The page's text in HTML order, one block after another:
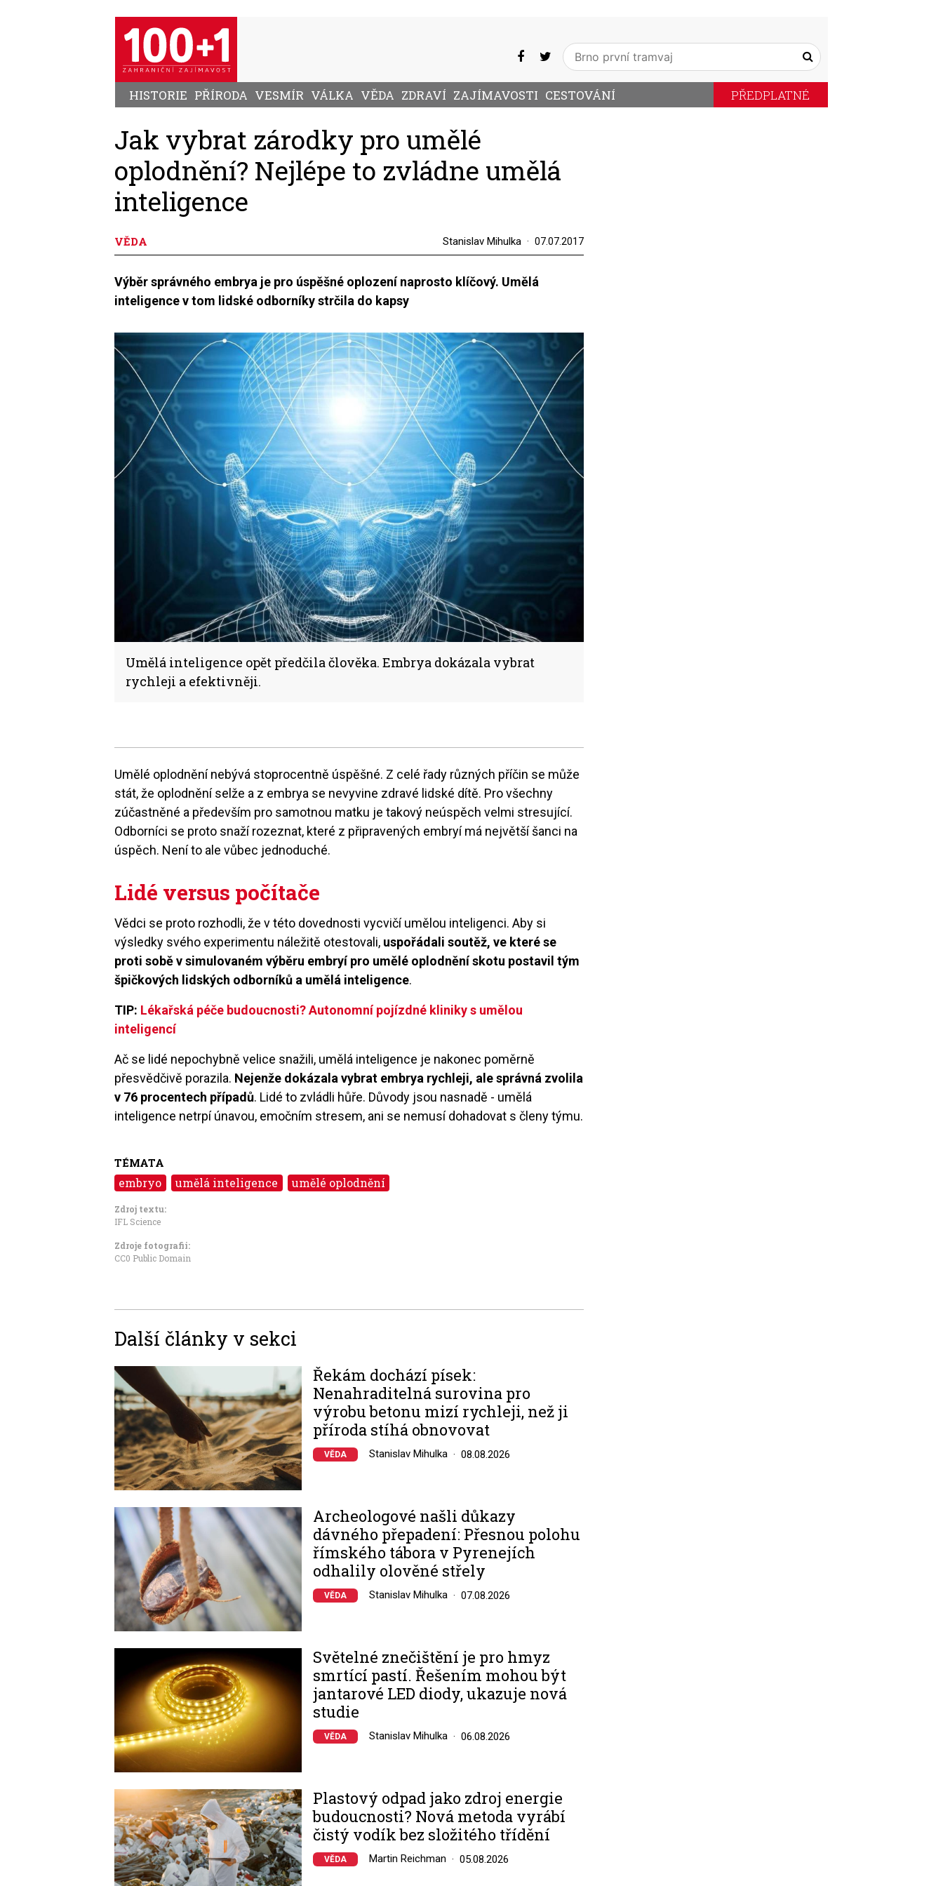
HISTORIE PŘÍRODA VESMÍR VÁLKA VĚDA ZDRAVÍ ZAJÍMAVOSTI CESTOVÁNÍ PŘEDPLATNÉ
Jak vybrat zárodky pro umělé
oplodnění? Nejlépe to zvládne umělá
inteligence
VĚDA Stanislav Mihulka 07.07.2017
Výběr správného embrya je pro úspěšné oplození naprosto klíčový. Umělá
inteligence v tom lidské odborníky strčila do kapsy
Umělá inteligence opět předčila člověka. Embrya dokázala vybrat
rychleji a efektivněji.
Umělé oplodnění nebývá stoprocentně úspěšné. Z celé řady různých příčin se může
stát, že oplodnění selže a z embrya se nevyvine zdravé lidské dítě. Pro všechny
zúčastněné a především pro samotnou matku je takový neúspěch velmi stresující.
Odborníci se proto snaží rozeznat, které z připravených embryí má největší šanci na
úspěch. Není to ale vůbec jednoduché.
Lidé versus počítače
Vědci se proto rozhodli, že v této dovednosti vycvičí umělou inteligenci. Aby si
výsledky svého experimentu náležitě otestovali, uspořádali soutěž, ve které se
proti sobě v simulovaném výběru embryí pro umělé oplodnění skotu postavil tým
špičkových lidských odborníků a umělá inteligence.
TIP: Lékařská péče budoucnosti? Autonomní pojízdné kliniky s umělou
inteligencí
Ač se lidé nepochybně velice snažili, umělá inteligence je nakonec poměrně
přesvědčivě porazila. Nejenže dokázala vybrat embrya rychleji, ale správná zvolila
v 76 procentech případů. Lidé to zvládli hůře. Důvody jsou nasnadě - umělá
inteligence netrpí únavou, emočním stresem, ani se nemusí dohadovat s členy týmu.
TÉMATA
embryo umělá inteligence umělé oplodnění
Zdroj textu:
IFL Science
Zdroje fotografii:
CC0 Public Domain
Další články v sekci
Image
Řekám dochází písek:
Nenahraditelná surovina pro
výrobu betonu mizí rychleji, než ji
příroda stíhá obnovovat
VĚDA Stanislav Mihulka 08.08.2026
Image
Archeologové našli důkazy
dávného přepadení: Přesnou polohu
římského tábora v Pyrenejích
odhalily olověné střely
VĚDA Stanislav Mihulka 07.08.2026
Světelné znečištění je pro hmyz
smrtící pastí. Řešením mohou být
jantarové LED diody, ukazuje nová
studie
VĚDA Stanislav Mihulka 06.08.2026
Image
Plastový odpad jako zdroj energie
budoucnosti? Nová metoda vyrábí
čistý vodík bez složitého třídění
VĚDA Martin Reichman 05.08.2026